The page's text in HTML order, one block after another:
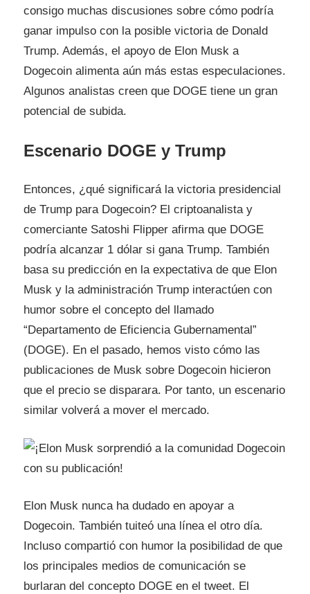
consigo muchas discusiones sobre cómo podría
ganar impulso con la posible victoria de Donald
Trump. Además, el apoyo de Elon Musk a
Dogecoin alimenta aún más estas especulaciones.
Algunos analistas creen que DOGE tiene un gran
potencial de subida.
Escenario DOGE y Trump
Entonces, ¿qué significará la victoria presidencial
de Trump para Dogecoin? El criptoanalista y
comerciante Satoshi Flipper afirma que DOGE
podría alcanzar 1 dólar si gana Trump. También
basa su predicción en la expectativa de que Elon
Musk y la administración Trump interactúen con
humor sobre el concepto del llamado
“Departamento de Eficiencia Gubernamental”
(DOGE). En el pasado, hemos visto cómo las
publicaciones de Musk sobre Dogecoin hicieron
que el precio se disparara. Por tanto, un escenario
similar volverá a mover el mercado.
Elon Musk nunca ha dudado en apoyar a
Dogecoin. También tuiteó una línea el otro día.
Incluso compartió con humor la posibilidad de que
los principales medios de comunicación se
burlaran del concepto DOGE en el tweet. El